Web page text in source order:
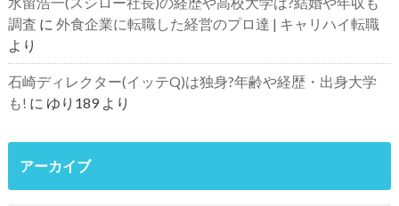
調査 に 外食企業に転職した経営のプロ達 | キャリハイ転職
より
石崎ディレクター(イッテQ)は独身?年齢や経歴・出身大学
も! に ゆり189より
アーカイブ